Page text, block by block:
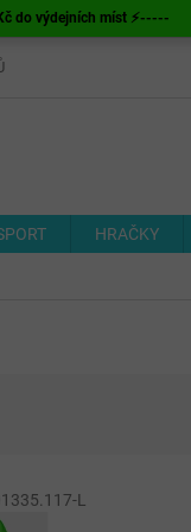
do výdejních míst ⚡-----
HRAČKY
L